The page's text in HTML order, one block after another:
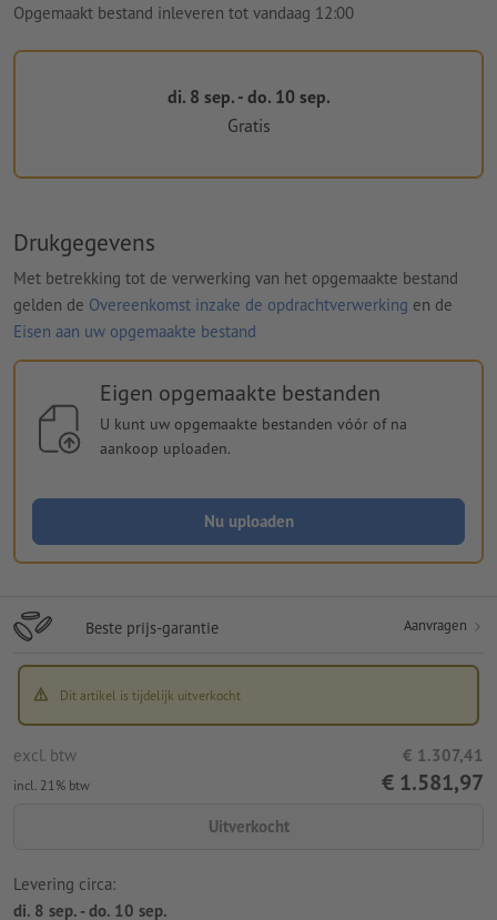
Opgemaakt bestand inleveren tot vandaag 12:00
di. 8 sep. - do. 10 sep.
Gratis
Drukgegevens
Met betrekking tot de verwerking van het opgemaakte bestand
gelden de Overeenkomst inzake de opdrachtverwerking en de
Eisen aan uw opgemaakte bestand
Eigen opgemaakte bestanden
U kunt uw opgemaakte bestanden vóór of na
aankoop uploaden.
Nu uploaden
Beste prijs-garantie Aanvragen
Dit artikel is tijdelijk uitverkocht
excl. btw € 1.307,41
incl. 21% btw € 1.581,97
Uitverkocht
Levering circa:
di. 8 sep. - do. 10 sep.